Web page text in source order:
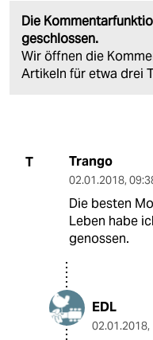
Die
geschlossen.
Wir öffnen die
Artikeln für etwa drei
T Trango
02.01.2018,
Die besten
Leben habe
genossen.
EDL
02.01.2018,